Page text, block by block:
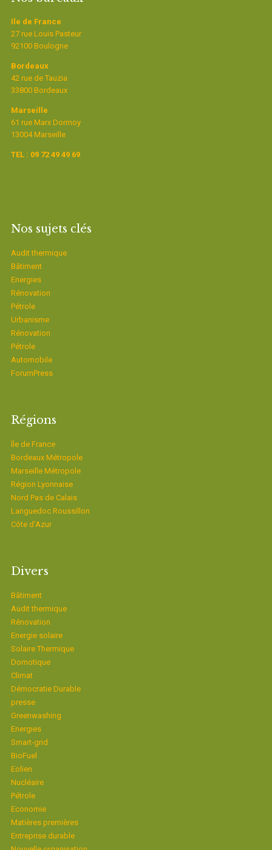
Ile de France
27 rue Louis Pasteur
92100 Boulogne
Bordeaux
42 rue de Tauzia
33800 Bordeaux
Marseille
61 rue Marx Dormoy
13004 Marseille
TEL : 09 72 49 49 69
Nos sujets clés
Audit thermique
Bâtiment
Energies
Rénovation
Pétrole
Urbanisme
Rénovation
Pétrole
Automobile
ForumPress
Régions
Ïle de France
Bordeaux Métropole
Marseille Métropole
Région Lyonnaise
Nord Pas de Calais
Languedoc Roussillon
Côte d’Azur
Divers
Bâtiment
Audit thermique
Rénovation
Energie solaire
Solaire Thermique
Domotique
Climat
Démocratie Durable
presse
Greenwashing
Energies
Smart-grid
BioFuel
Eolien
Nucléaire
Pétrole
Economie
Matières premières
Entreprise durable